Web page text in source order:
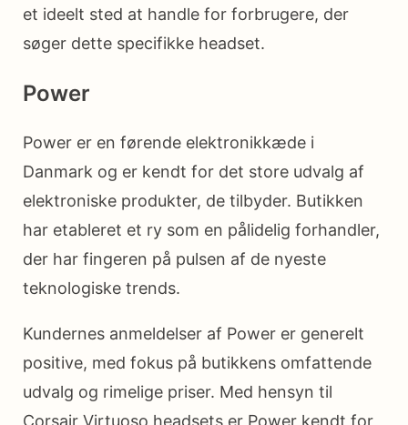
et ideelt sted at handle for forbrugere, der
søger dette specifikke headset.
Power
Power er en førende elektronikkæde i
Danmark og er kendt for det store udvalg af
elektroniske produkter, de tilbyder. Butikken
har etableret et ry som en pålidelig forhandler,
der har fingeren på pulsen af de nyeste
teknologiske trends.
Kundernes anmeldelser af Power er generelt
positive, med fokus på butikkens omfattende
udvalg og rimelige priser. Med hensyn til